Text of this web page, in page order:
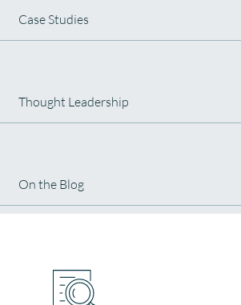
Case Studies
Thought Leadership
On the Blog